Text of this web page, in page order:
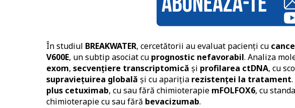
În studiul BREAKWATER, cercetătorii au evaluat pacienți cu
V600E, un subtip asociat cu prognostic nefavorabil. Analiza
exom, secvențiere transcriptomică și profilarea ctDNA, cu
supraviețuirea globală și cu apariția rezistenței la tratament
plus cetuximab, cu sau fără chimioterapie mFOLFOX6, cu
chimioterapie cu sau fără bevacizumab.